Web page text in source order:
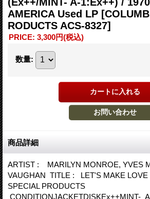
AMERICA Used LP
RODUCTS ACS-8327]
PRICE: 3,300円(税込)
数量:
商品詳細
ARTIST : MARILYN MONROE, YVES
VAUGHAN TITLE : LET'S MAKE LOVE
SPECIAL PRODUCTS
CONDITIONJACKETDISKEx++MINT-